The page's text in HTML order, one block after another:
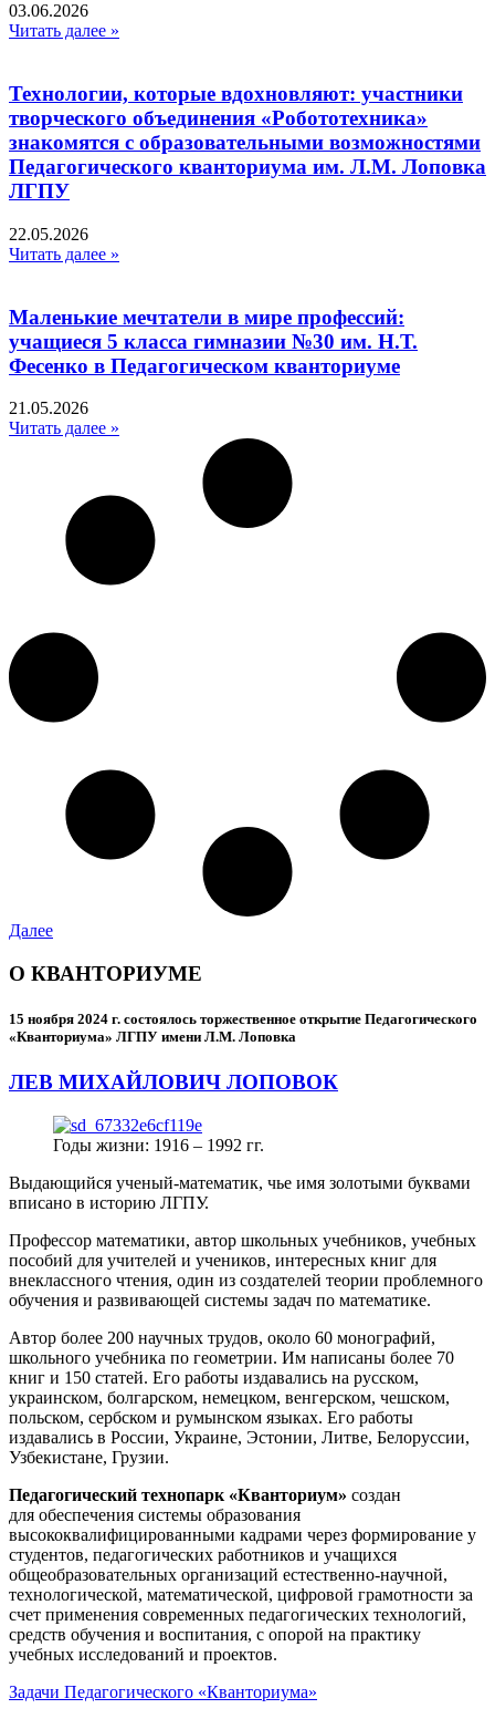
03.06.2026
Читать далее »
Технологии, которые вдохновляют: участники
творческого объединения «Робототехника»
знакомятся с образовательными возможностями
Педагогического кванториума им. Л.М. Лоповка
ЛГПУ
22.05.2026
Читать далее »
Маленькие мечтатели в мире профессий:
учащиеся 5 класса гимназии №30 им. Н.Т.
Фесенко в Педагогическом кванториуме
21.05.2026
Читать далее »
Далее
О КВАНТОРИУМЕ
15 ноября 2024 г. состоялось торжественное открытие Педагогического
«Кванториума» ЛГПУ имени Л.М. Лоповка
ЛЕВ МИХАЙЛОВИЧ ЛОПОВОК
Годы жизни: 1916 – 1992 гг.
Выдающийся ученый-математик, чье имя золотыми буквами
вписано в историю ЛГПУ.
Профессор математики, автор школьных учебников, учебных
пособий для учителей и учеников, интересных книг для
внеклассного чтения, один из создателей теории проблемного
обучения и развивающей системы задач по математике.
Автор более 200 научных трудов, около 60 монографий,
школьного учебника по геометрии. Им написаны более 70
книг и 150 статей. Его работы издавались на русском,
украинском, болгарском, немецком, венгерском, чешском,
польском, сербском и румынском языках. Его работы
издавались в России, Украине, Эстонии, Литве, Белоруссии,
Узбекистане, Грузии.
Педагогический технопарк «Кванториум» создан
для обеспечения системы образования
высококвалифицированными кадрами через формирование у
студентов, педагогических работников и учащихся
общеобразовательных организаций естественно-научной,
технологической, математической, цифровой грамотности за
счет применения современных педагогических технологий,
средств обучения и воспитания, с опорой на практику
учебных исследований и проектов.
Задачи Педагогического «Кванториума»